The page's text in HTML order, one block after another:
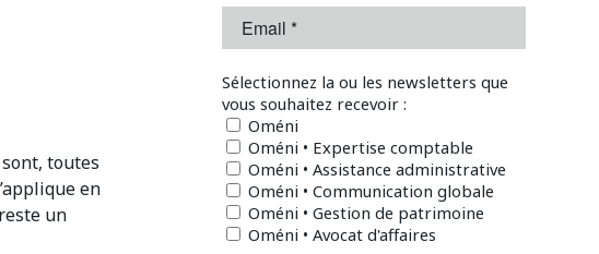
toutes
en
un
Sélectionnez la ou les newsletters que
vous souhaitez recevoir :
Oméni
Oméni • Expertise comptable
Oméni • Assistance administrative
Oméni • Communication globale
Oméni • Gestion de patrimoine
Oméni • Avocat d'affaires